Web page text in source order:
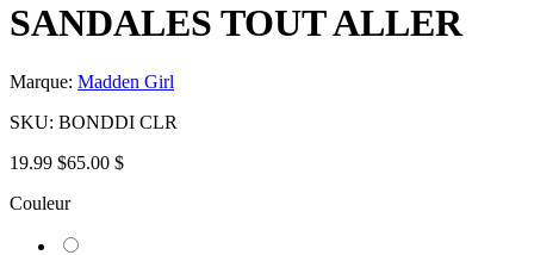
SANDALES TOUT ALLER
Marque: Madden Girl
SKU: BONDDI CLR
19.99 $65.00 $
Couleur